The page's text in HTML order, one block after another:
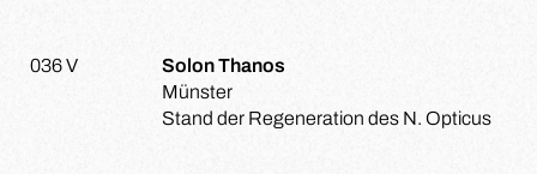
036 V
Solon Thanos
Münster
Stand der Regeneration des N. Opticus